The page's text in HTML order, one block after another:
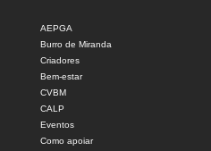
AEPGA
Burro de Miranda
Criadores
Bem-estar
CVBM
CALP
Eventos
Como apoiar